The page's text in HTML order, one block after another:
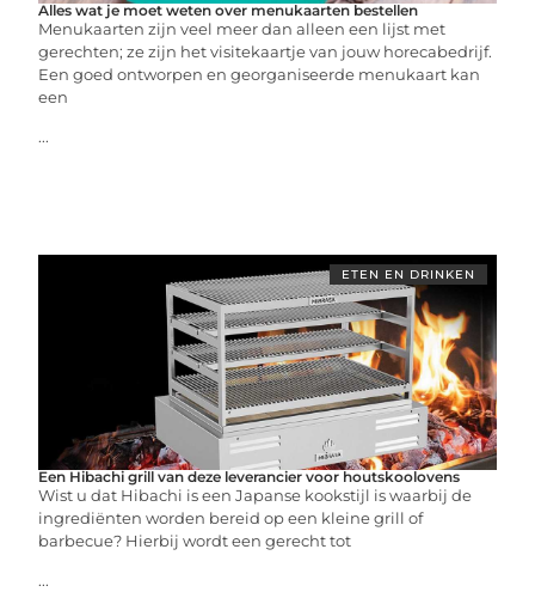
Alles wat je moet weten over menukaarten bestellen
Menukaarten zijn veel meer dan alleen een lijst met
gerechten; ze zijn het visitekaartje van jouw horecabedrijf.
Een goed ontworpen en georganiseerde menukaart kan
een
...
ETEN EN DRINKEN
Een Hibachi grill van deze leverancier voor houtskoolovens
Wist u dat Hibachi is een Japanse kookstijl is waarbij de
ingrediënten worden bereid op een kleine grill of
barbecue? Hierbij wordt een gerecht tot
...